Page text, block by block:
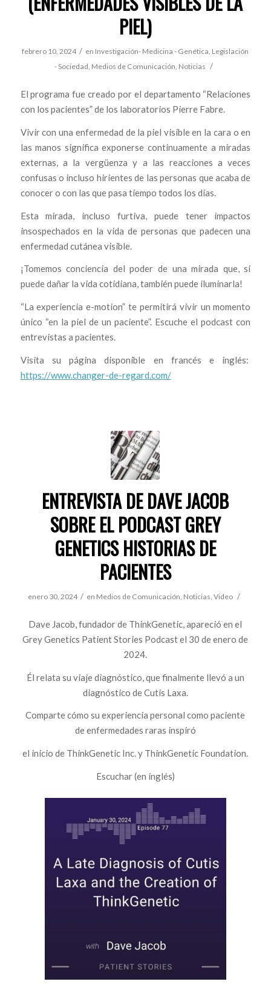
PIEL)
febrero 10, 2024 / en Investigación- Medicina - Genética, Legislación
- Sociedad, Medios de Comunicación, Noticias /
El programa fue creado por el departamento “Relaciones
con los pacientes” de los laboratorios Pierre Fabre.
Vivir con una enfermedad de la piel visible en la cara o en
las manos significa exponerse continuamente a miradas
externas, a la vergüenza y a las reacciones a veces
confusas o incluso hirientes de las personas que acaba de
conocer o con las que pasa tiempo todos los días.
Esta mirada, incluso furtiva, puede tener impactos
insospechados en la vida de personas que padecen una
enfermedad cutánea visible.
¡Tomemos conciencia del poder de una mirada que, si
puede dañar la vida cotidiana, también puede iluminarla!
“La experiencia e-motion” te permitirá vivir un momento
único “en la piel de un paciente”. Escuche el podcast con
entrevistas a pacientes.
Visita su página disponible en francés e inglés:
https://www.changer-de-regard.com/
ENTREVISTA DE DAVE JACOB
SOBRE EL PODCAST GREY
GENETICS HISTORIAS DE
PACIENTES
enero 30, 2024 / en Medios de Comunicación, Noticias, Video /
Dave Jacob, fundador de ThinkGenetic, apareció en el
Grey Genetics Patient Stories Podcast el 30 de enero de
2024.
Él relata su viaje diagnóstico, que finalmente llevó a un
diagnóstico de Cutis Laxa.
Comparte cómo su experiencia personal como paciente
de enfermedades raras inspiró
el inicio de ThinkGenetic Inc. y ThinkGenetic Foundation.
Escuchar (en inglés)